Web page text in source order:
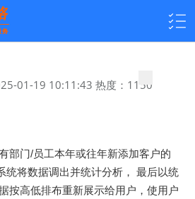
01-19 10:11:43 热度： 1150
部门/员工本年或往年新添加客户的
统将数据调出并统计分析， 最后以统
按高低排布重新展示给用户，使用户